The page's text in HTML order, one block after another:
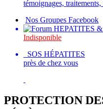
témoignages,
Nos Groupes Facebook
Indisponible
SOS HÉPATITES
près de chez vous
PROTECTION